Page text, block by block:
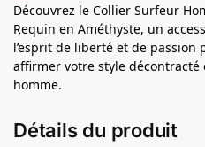
Découvrez le Collier Surfeur
Requin en Améthyste, un
l’esprit de liberté et de
affirmer votre style
homme.
Détails du produit